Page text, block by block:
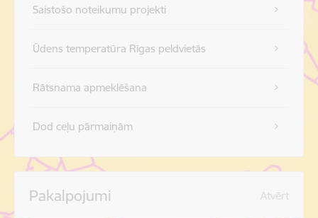
Saistošo noteikumu projekti
Ūdens temperatūra Rīgas peldvietās
Rātsnama apmeklēšana
Dod ceļu pārmaiņām
Pakalpojumi Atvērt